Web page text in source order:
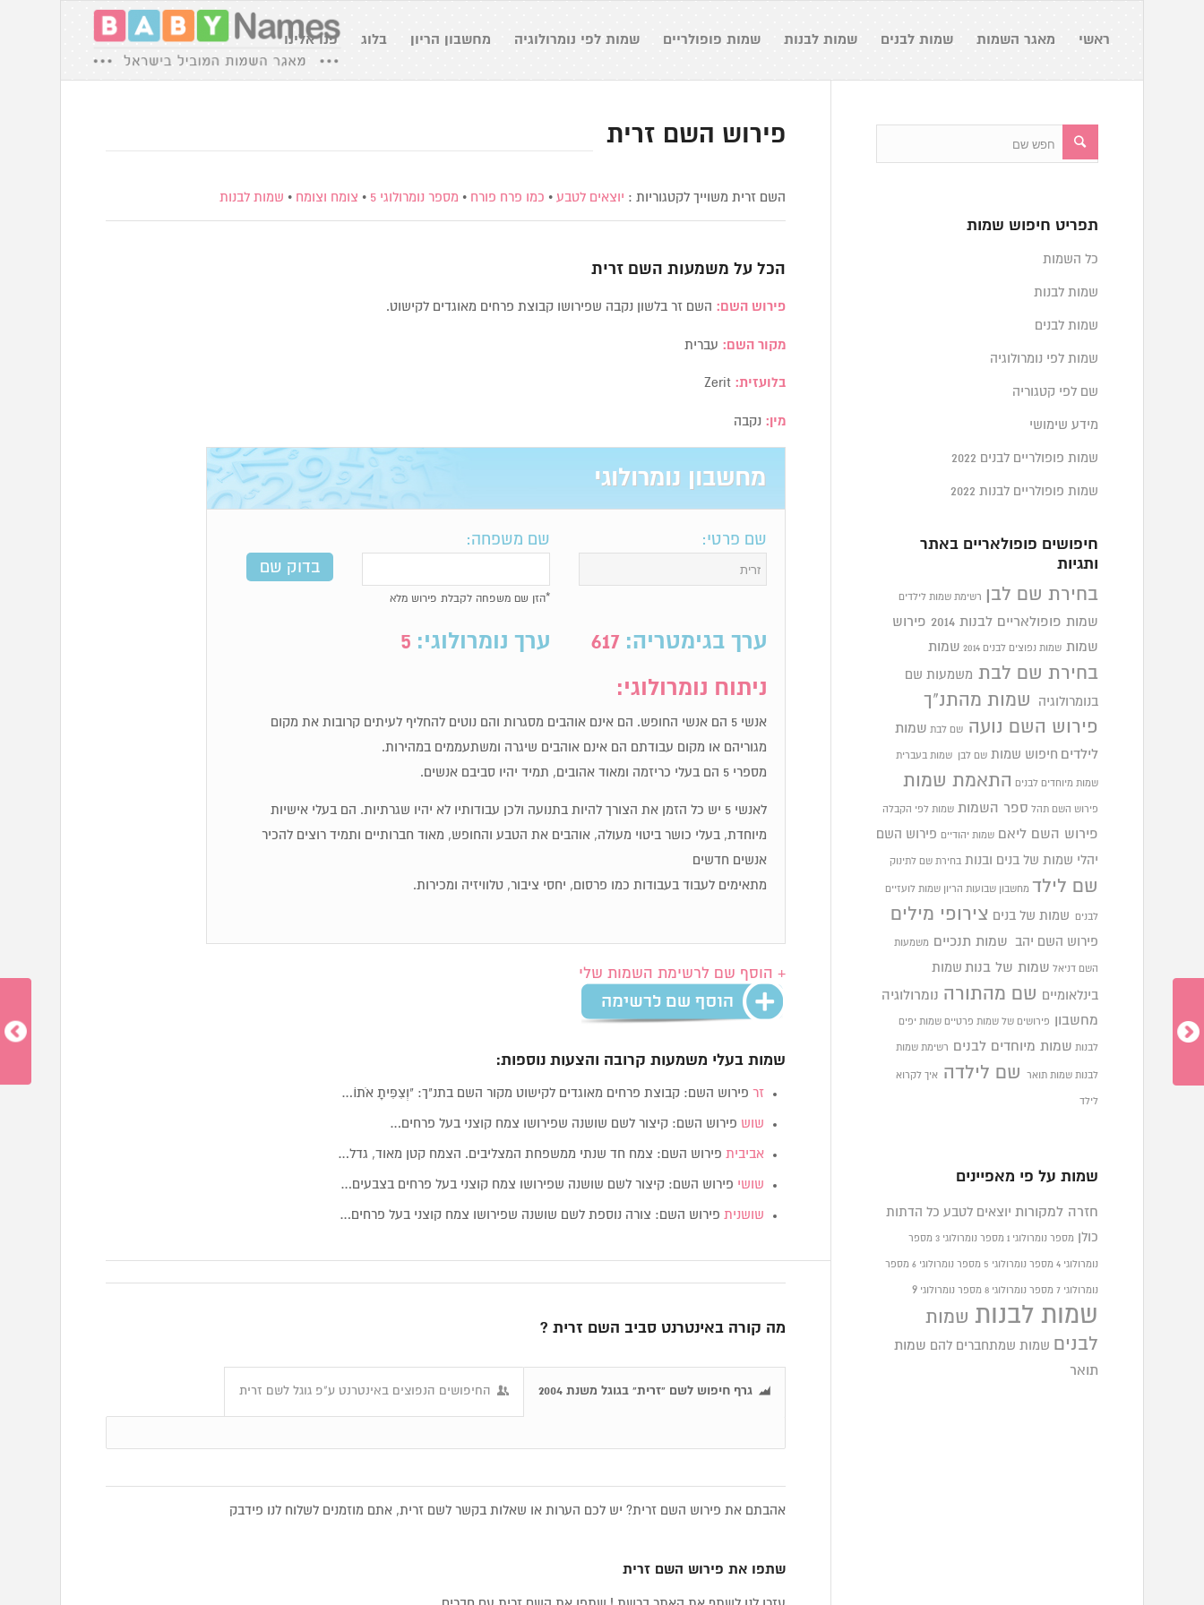
ראשי מאגר השמות שמות לבנים שמות לבנות שמות פופולריים שמות לפי נומרולוגיה מחשבון הריון בלוג פנו אלינו
פירוש השם זרית
השם זרית משוייך לקטגוריות : יוצאים לטבע • כמו פרח פורח • מספר נומרולוגי 5 • צומח וצומח • שמות לבנות
הכל על משמעות השםזרית
פירוש השם: השם זר בלשון נקבה שפירושו קבוצת פרחים מאוגדים לקישוט.
מקור השם: עברית
בלועזית: Zerit
מין: נקבה
מחשבון נומרולוגי
שם פרטי: שם משפחה:
*הזן שם משפחה לקבלת פירוש מלא
ערך בגימטריה: 617 ערך נומרולוגי: 5
ניתוח נומרולוגי:
אנשי 5 הם אנשי החופש. הם אינם אוהבים מסגרות והם נוטים להחליף לעיתים קרובות את מקום
מגוריהם או מקום עבודתם הם אינם אוהבים שיגרה ומשתעממים במהירות.
מספרי 5 הם בעלי כריזמה ומאוד אהובים, תמיד יהיו סביבם אנשים.
לאנשי 5 יש כל הזמן את הצורך להיות בתנועה ולכן עבודותיו לא יהיו שגרתיות. הם בעלי אישיות
מיוחדת, בעלי כושר ביטוי מעולה, אוהבים את הטבע והחופש, מאוד חברותיים ותמיד רוצים להכיר
אנשים חדשים
מתאימים לעבוד בעבודות כמו פרסום, יחסי ציבור, טלוויזיה ומכירות.
+ הוסף שם לרשימת השמות שלי
שמות בעלי משמעות קרובה והצעות נוספות:
זר פירוש השם: קבוצת פרחים מאוגדים לקישוט מקור השם בתנ"ך: "וְצִפִּיתָ אֹתוֹ…
שוש פירוש השם: קיצור לשם שושנה שפירושו צמח קוצני בעל פרחים…
אביבית פירוש השם: צמח חד שנתי ממשפחת המצליבים. הצמח קטן מאוד, גדל…
שושי פירוש השם: קיצור לשם שושנה שפירושו צמח קוצני בעל פרחים בצבעים…
שושנית פירוש השם: צורה נוספת לשם שושנה שפירושו צמח קוצני בעל פרחים…
מה קורה באינטרנט סביב השם זרית ?
גרף חיפוש לשם "זרית" בגוגל משנת 2004 החיפושים הנפוצים באינטרנט ע"פ גוגל לשם זרית
אהבתם את פירוש השם זרית? יש לכם הערות או שאלות בקשר לשם זרית, אתם מוזמנים לשלוח לנו פידבק
שתפו את פירוש השם זרית
תפריט חיפוש שמות
כל השמות
שמות לבנות
שמות לבנים
שמות לפי נומרולוגיה
שם לפי קטגוריה
מידע שימושי
שמות פופולריים לבנים 2022
שמות פופולריים לבנות 2022
חיפושים פופולאריים באתר
ותגיות
בחירת שם לבן רשימת שמות לילדים
שמות פופולאריים לבנות 2014 פירוש
שמות שמות נפוצים לבנים 2014 שמות
בחירת שם לבת משמעות שם
בנומרולוגיה
שמות מהתנ"ך
פירוש השם נועה
שם לבת שמות
לילדים חיפוש שמות שם לבן שמות בעברית
שמות מיוחדים לבנים התאמת שמות
פירוש השם תהל ספר השמות שמות לפי הקבלה
פירוש השם ליאם שמות יהודיים פירוש השם
יהלי שמות של בנים ובנות בחירת שם לתינוק
שם לילד מחשבון שבועות הריון שמות לועזיים
לבנים שמות של בנים צירופי מילים
פירוש השם יהב שמות תנכיים משמעות
השם דניאל שמות של בנות שמות
בינלאומיים שם מהתורה נומרולוגיה
מחשבון פירושים של שמות פרטיים שמות יפים
לבנות שמות מיוחדים לבנים רשימת שמות
לבנות שמות תואר שם לילדה איך לקרוא
לילד
שמות על פי מאפיינים
חזרה למקורות יוצאים לטבע כל הדתות
כולן מספר נומרולוגי 1 מספר נומרולוגי 3 מספר
נומרולוגי 4 מספר נומרולוגי 5 מספר נומרולוגי 6 מספר
נומרולוגי 7 מספר נומרולוגי 8 מספר נומרולוגי9
שמות לבנות שמות
לבנים
שמות שמתחברים להם שמות
תואר